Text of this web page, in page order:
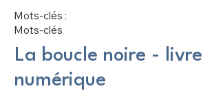
Mots-clés :
Mots-clés
La boucle noire - livre
numérique